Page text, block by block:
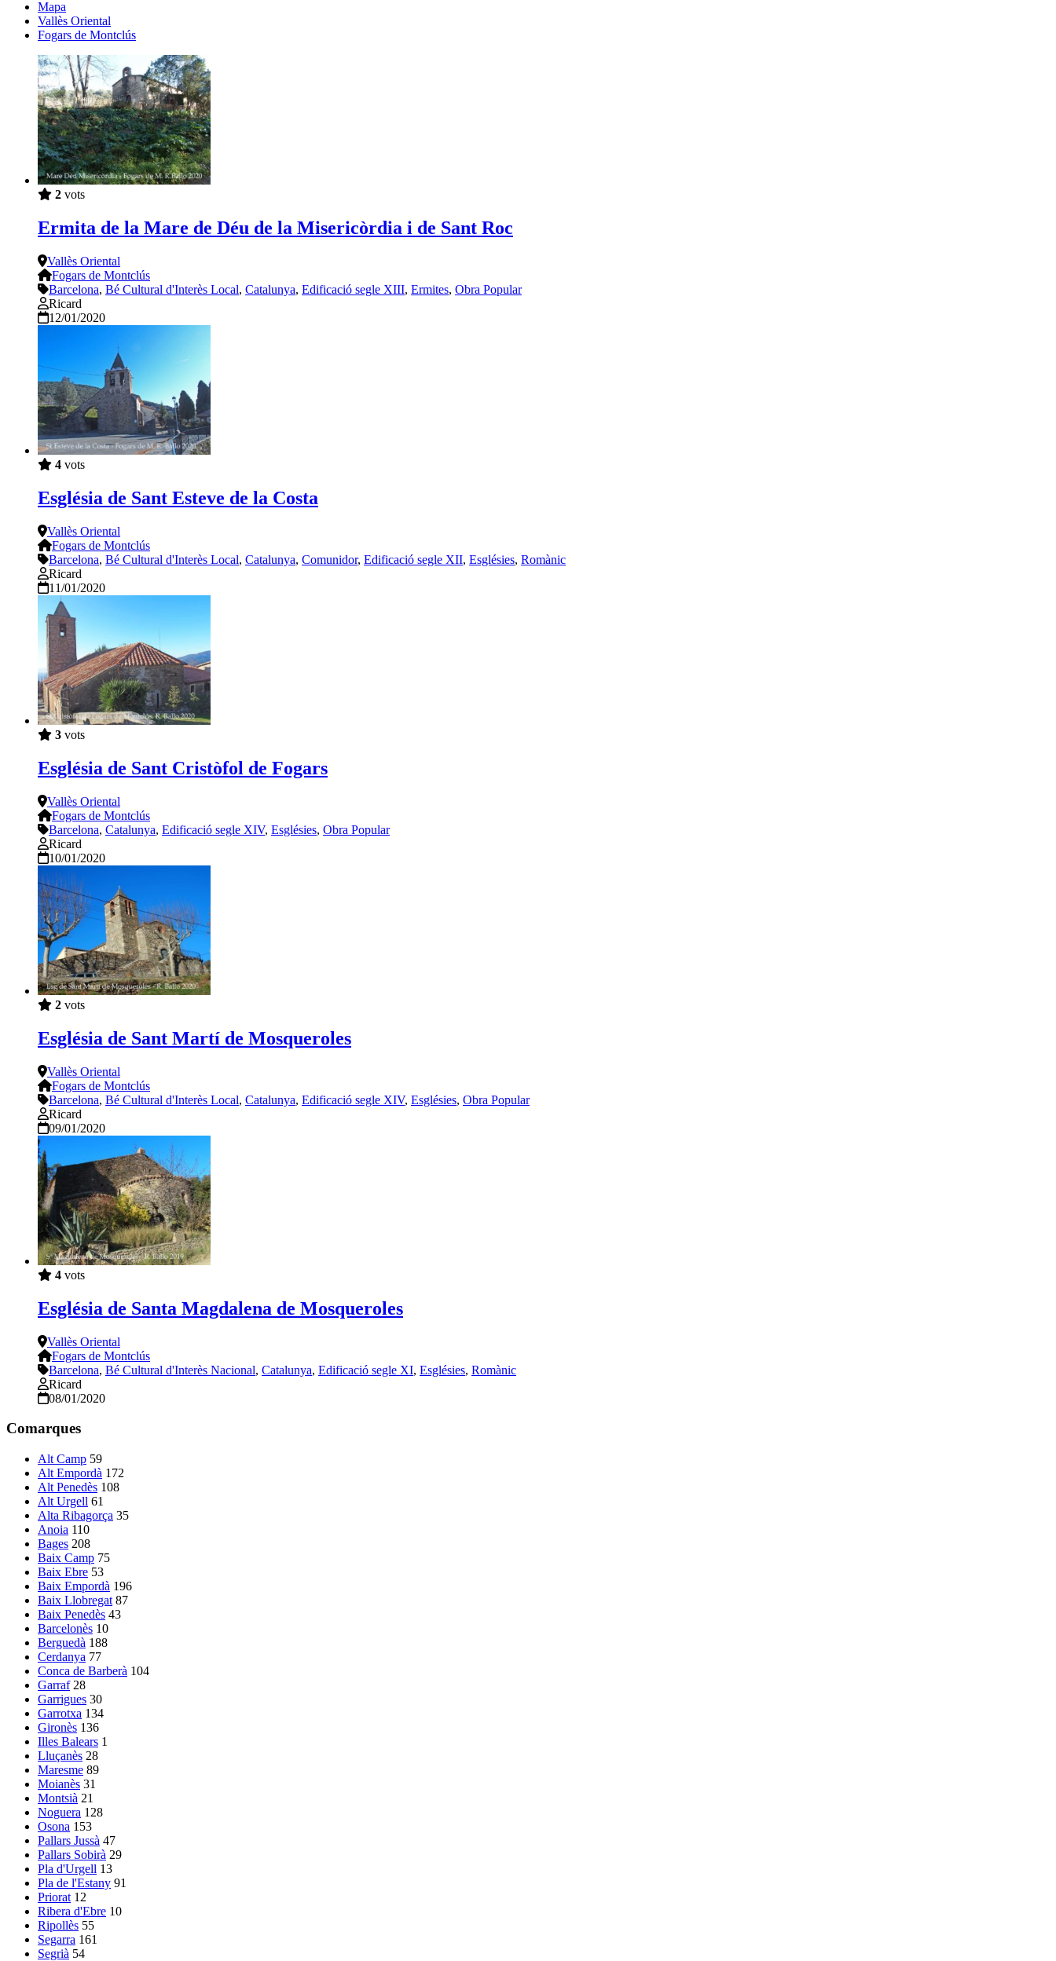
Mapa
Vallès Oriental
Fogars de Montclús
2 vots
Ermita de la Mare de Déu de la Misericòrdia i de Sant Roc
Vallès Oriental
Fogars de Montclús
Barcelona, Bé Cultural d'Interès Local, Catalunya, Edificació segle XIII, Ermites, Obra Popular
Ricard
12/01/2020
4 vots
Església de Sant Esteve de la Costa
Vallès Oriental
Fogars de Montclús
Barcelona, Bé Cultural d'Interès Local, Catalunya, Comunidor, Edificació segle XII, Esglésies, Romànic
Ricard
11/01/2020
3 vots
Església de Sant Cristòfol de Fogars
Vallès Oriental
Fogars de Montclús
Barcelona, Catalunya, Edificació segle XIV, Esglésies, Obra Popular
Ricard
10/01/2020
2 vots
Església de Sant Martí de Mosqueroles
Vallès Oriental
Fogars de Montclús
Barcelona, Bé Cultural d'Interès Local, Catalunya, Edificació segle XIV, Esglésies, Obra Popular
Ricard
09/01/2020
4 vots
Església de Santa Magdalena de Mosqueroles
Vallès Oriental
Fogars de Montclús
Barcelona, Bé Cultural d'Interès Nacional, Catalunya, Edificació segle XI, Esglésies, Romànic
Ricard
08/01/2020
Comarques
Alt Camp 59
Alt Empordà 172
Alt Penedès 108
Alt Urgell 61
Alta Ribagorça 35
Anoia 110
Bages 208
Baix Camp 75
Baix Ebre 53
Baix Empordà 196
Baix Llobregat 87
Baix Penedès 43
Barcelonès 10
Berguedà 188
Cerdanya 77
Conca de Barberà 104
Garraf 28
Garrigues 30
Garrotxa 134
Gironès 136
Illes Balears 1
Lluçanès 28
Maresme 89
Moianès 31
Montsià 21
Noguera 128
Osona 153
Pallars Jussà 47
Pallars Sobirà 29
Pla d'Urgell 13
Pla de l'Estany 91
Priorat 12
Ribera d'Ebre 10
Ripollès 55
Segarra 161
Segrià 54